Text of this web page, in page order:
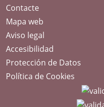
Contacte
Mapa web
Aviso legal
Accesibilidad
Protección de Datos
Política de Cookies